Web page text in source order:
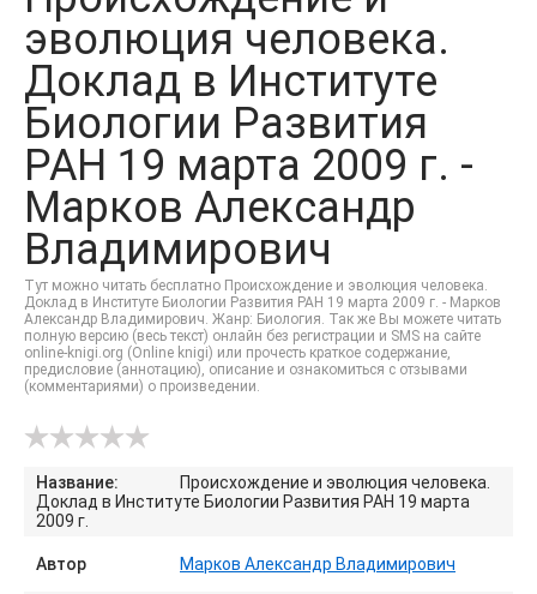
ЗАКЛАДКИ
эволюция человека.
Доклад в Институте
Биологии Развития
РАН 19 марта 2009 г. -
Марков Александр
Владимирович
Тут можно читать бесплатно Происхождение и эволюция человека.
Доклад в Институте Биологии Развития РАН 19 марта 2009 г. - Марков
Александр Владимирович. Жанр: Биология. Так же Вы можете читать
полную версию (весь текст) онлайн без регистрации и SMS на сайте
online-knigi.org (Online knigi) или прочесть краткое содержание,
предисловие (аннотацию), описание и ознакомиться с отзывами
(комментариями) о произведении.
Название:
Происхождение и эволюция человека.
Доклад в Институте Биологии Развития РАН 19 марта
2009 г.
Автор Марков Александр Владимирович